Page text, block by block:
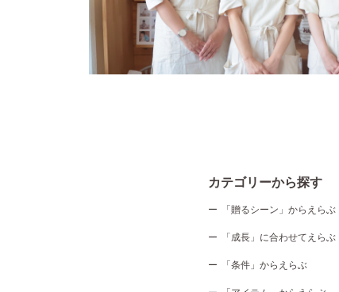
カテゴリーから探す
「贈るシーン」からえらぶ
「成長」に合わせてえらぶ
「条件」からえらぶ